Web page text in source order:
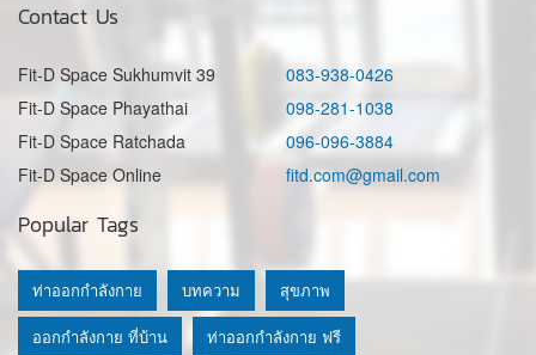
Contact Us
Fit-D Space Sukhumvit 39
083-938-0426
Fit-D Space Phayathai
098-281-1038
Fit-D Space Ratchada
096-096-3884
Fit-D Space Online
fitd.com@gmail.com
Popular Tags
ท่าออกกำลังกาย บทความ สุขภาพ
ออกกำลังกาย ที่บ้าน ท่าออกกำลังกาย ฟรี